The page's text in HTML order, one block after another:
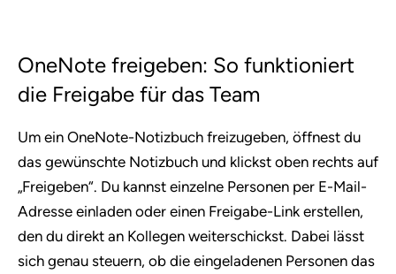
OneNote freigeben: So funktioniert
die Freigabe für das Team
Um ein OneNote-Notizbuch freizugeben, öffnest du
das gewünschte Notizbuch und klickst oben rechts auf
„Freigeben“. Du kannst einzelne Personen per E-Mail-
Adresse einladen oder einen Freigabe-Link erstellen,
den du direkt an Kollegen weiterschickst. Dabei lässt
sich genau steuern, ob die eingeladenen Personen das